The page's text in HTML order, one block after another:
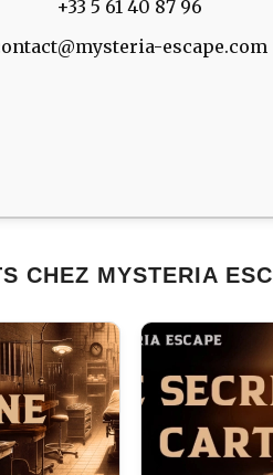
+33 5 61 40 87 96
escape.com
CHEZ MYSTERIA